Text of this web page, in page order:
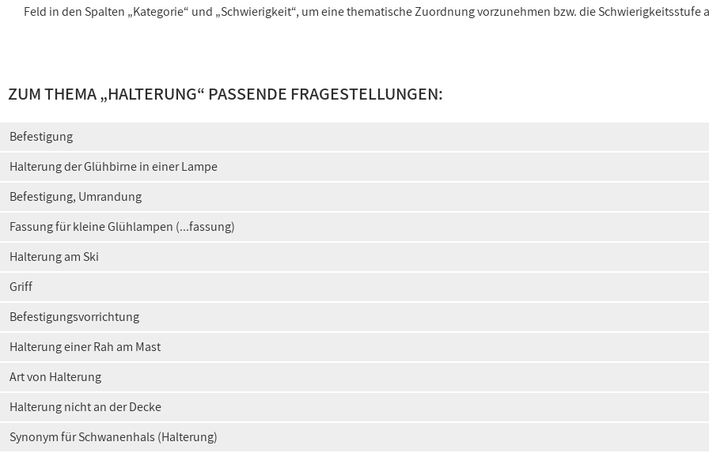
Feld in den Spalten „Kategorie“ und „Schwierigkeit“, um eine thematische Zuordnung vorzunehmen bzw. die Schwierigkeitsstufe
ZUM THEMA „HALTERUNG“ PASSENDE FRAGESTELLUNGEN:
Befestigung
Halterung der Glühbirne in einer Lampe
Befestigung, Umrandung
Fassung für kleine Glühlampen (...fassung)
Halterung am Ski
Griff
Befestigungsvorrichtung
Halterung einer Rah am Mast
Art von Halterung
Halterung nicht an der Decke
Synonym für Schwanenhals (Halterung)